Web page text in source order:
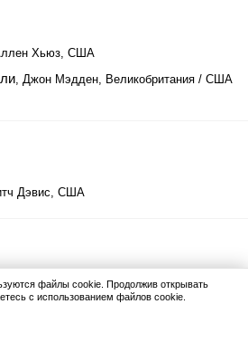
Хьюз, США
, Джон Мэдден, Великобритания / США
Дэвис, США
США
файлы cookie. Продолжив открывать
с использованием файлов cookie.